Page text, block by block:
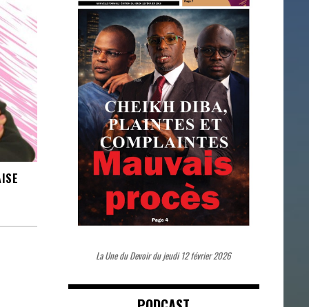
La Une du Devoir du jeudi 12 février 2026